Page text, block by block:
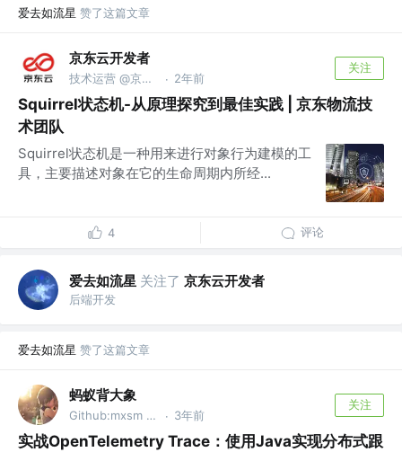
爱去如流星 赞了这篇文章
京东云开发者
技术运营 @京东科技信息技术有限公司 · 2年前
关注
Squirrel状态机-从原理探究到最佳实践 | 京东物流技
术团队
Squirrel状态机是一种用来进行对象行为建模的工
具，主要描述对象在它的生命周期内所经...
4 评论
爱去如流星 关注了 京东云开发者
后端开发
爱去如流星 赞了这篇文章
蚂蚁背大象
Github:mxsm @RocketMQ-Rust公众号 · 3年前
关注
实战OpenTelemetry Trace：使用Java实现分布式跟